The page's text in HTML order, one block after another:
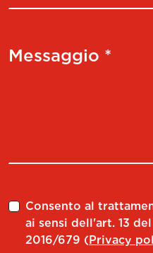
Messaggio *
Consento al
ai sensi dell'art. 13
2016/679 (Privacy